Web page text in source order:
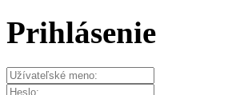
Prihlásenie